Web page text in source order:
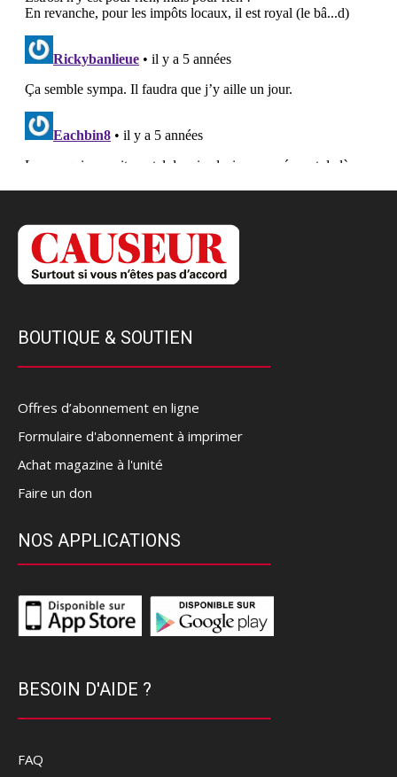
BOUTIQUE & SOUTIEN
Offres d’abonnement en ligne
Formulaire d'abonnement à imprimer
Achat magazine à l'unité
Faire un don
NOS APPLICATIONS
BESOIN D'AIDE ?
FAQ